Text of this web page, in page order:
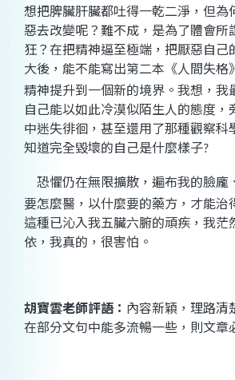
想把脾臟肝臟都吐得一乾二淨，但為
惡去改變呢？難不成，是為了體會所
狂？在把精神逼至極端，把厭惡自己
大後，能不能寫出第二本《人間失格》
精神提升到一個新的境界。我想，我
自己能以如此冷漠似陌生人的態度，
中迷失徘徊，甚至還用了那種觀察科
知道完全毀壞的自己是什麼樣子?
恐懼仍在無限擴散，遍布我的臉龐
要怎麼醫，以什麼要的藥方，才能治
這種已沁入我五臟六腑的頑疾，我茫
依，我真的，很害怕。
胡寶雲老師評語： 內容新穎 ， 理路清
在部分文句中能多流暢一些，則文章